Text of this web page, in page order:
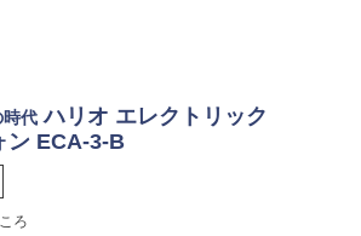
代 ハリオ エレクトリック
ン ECA-3-B
ろ